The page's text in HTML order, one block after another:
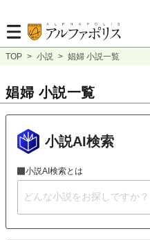
TOP > 小説 > 娼婦 小説一覧
娼婦 小説一覧
小説AI検索
小説AI検索とは